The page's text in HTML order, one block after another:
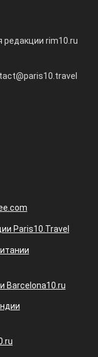
редакции rim10.ru
Paris10.Travel
Barcelona10.ru